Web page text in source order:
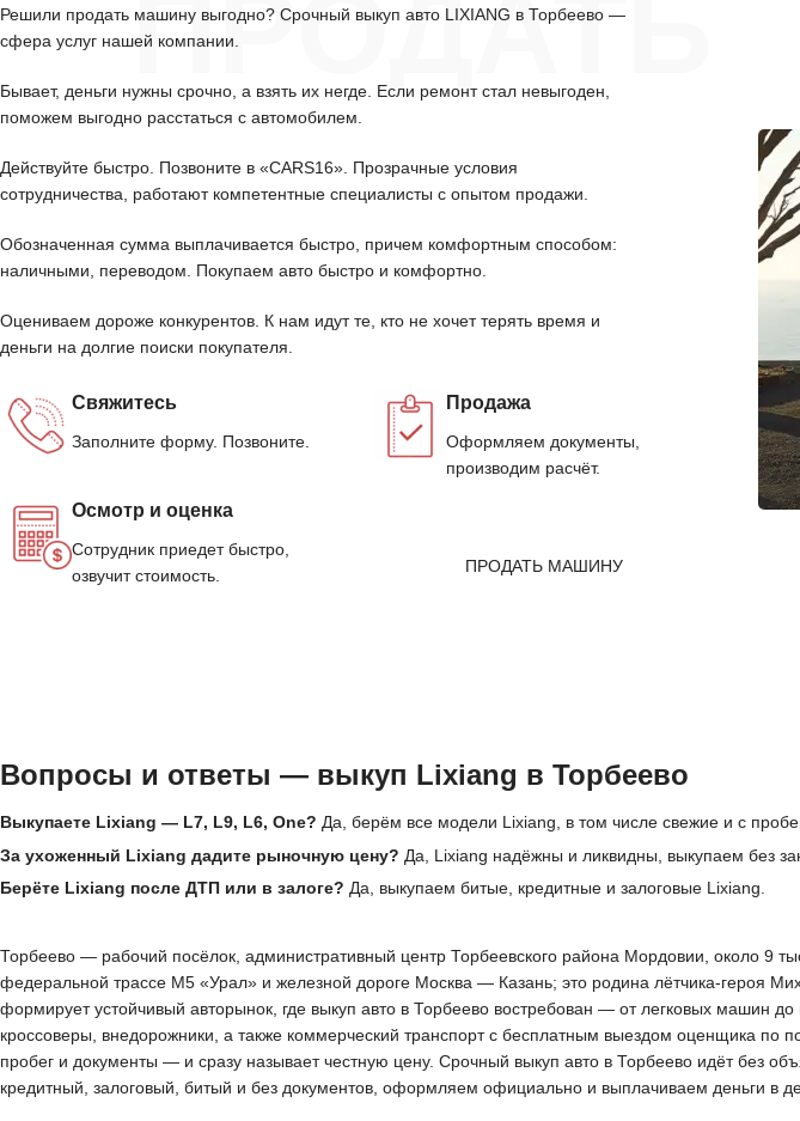
ПРОДАТЬ
Решили продать машину выгодно? Срочный выкуп авто LIXIANG в Торбеево —
сфера услуг нашей компании.
Бывает, деньги нужны срочно, а взять их негде. Если ремонт стал невыгоден,
поможем выгодно расстаться с автомобилем.
Действуйте быстро. Позвоните в «CARS16». Прозрачные условия
сотрудничества, работают компетентные специалисты с опытом продажи.
Обозначенная сумма выплачивается быстро, причем комфортным способом:
наличными, переводом. Покупаем авто быстро и комфортно.
Оцениваем дороже конкурентов. К нам идут те, кто не хочет терять время и
деньги на долгие поиски покупателя.
Свяжитесь
Заполните форму. Позвоните.
Осмотр и оценка
Сотрудник приедет быстро,
озвучит стоимость.
Продажа
Оформляем документы,
производим расчёт.
ПРОДАТЬ МАШИНУ
Вопросы и ответы — выкуп Lixiang в Торбеево
Выкупаете Lixiang — L7, L9, L6, One? Да, берём все модели Lixiang, в том числе свежие и с
За ухоженный Lixiang дадите рыночную цену? Да, Lixiang надёжны и ликвидны, выкупаем без
Берёте Lixiang после ДТП или в залоге? Да, выкупаем битые, кредитные и залоговые Lixiang.
Торбеево — рабочий посёлок, административный центр Торбеевского района Мордовии, около 9
федеральной трассе М5 «Урал» и железной дороге Москва — Казань; это родина лётчика-героя
формирует устойчивый авторынок, где выкуп авто в Торбеево востребован — от легковых машин
кроссоверы, внедорожники, а также коммерческий транспорт с бесплатным выездом оценщика по
пробег и документы — и сразу называет честную цену. Срочный выкуп авто в Торбеево идёт без
кредитный, залоговый, битый и без документов, оформляем официально и выплачиваем деньги в